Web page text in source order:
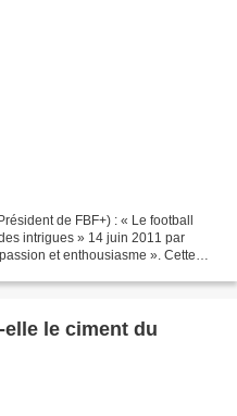
de FBF+) : « Le football
intrigues » 14 juin 2011 par
et enthousiasme ». Cette
le ciment du